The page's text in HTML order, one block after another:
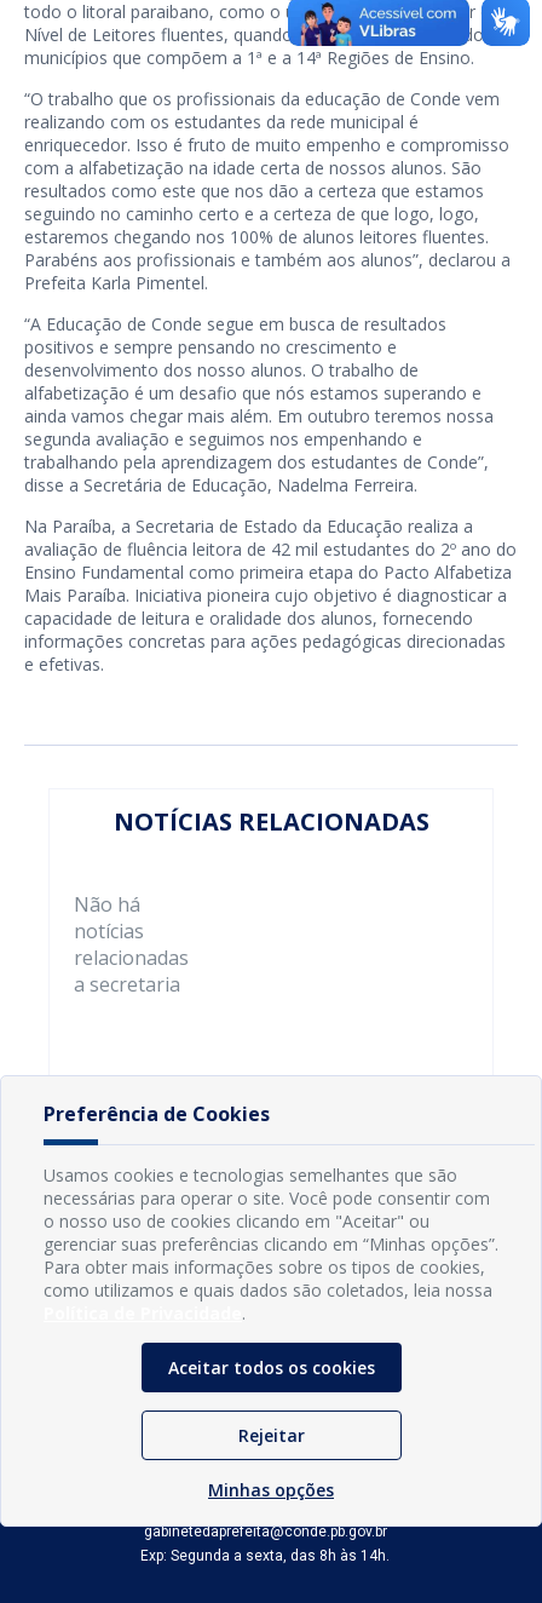
todo o litoral paraibano, como o único município a atingir o
Nível de Leitores fluentes, quando analisados os dados dos
municípios que compõem a 1ª e a 14ª Regiões de Ensino.
“O trabalho que os profissionais da educação de Conde vem
realizando com os estudantes da rede municipal é
enriquecedor. Isso é fruto de muito empenho e compromisso
com a alfabetização na idade certa de nossos alunos. São
resultados como este que nos dão a certeza que estamos
seguindo no caminho certo e a certeza de que logo, logo,
estaremos chegando nos 100% de alunos leitores fluentes.
Parabéns aos profissionais e também aos alunos”, declarou a
Prefeita Karla Pimentel.
“A Educação de Conde segue em busca de resultados
positivos e sempre pensando no crescimento e
desenvolvimento dos nosso alunos. O trabalho de
alfabetização é um desafio que nós estamos superando e
ainda vamos chegar mais além. Em outubro teremos nossa
segunda avaliação e seguimos nos empenhando e
trabalhando pela aprendizagem dos estudantes de Conde”,
disse a Secretária de Educação, Nadelma Ferreira.
Na Paraíba, a Secretaria de Estado da Educação realiza a
avaliação de fluência leitora de 42 mil estudantes do 2º ano do
Ensino Fundamental como primeira etapa do Pacto Alfabetiza
Mais Paraíba. Iniciativa pioneira cujo objetivo é diagnosticar a
capacidade de leitura e oralidade dos alunos, fornecendo
informações concretas para ações pedagógicas direcionadas
e efetivas.
NOTÍCIAS RELACIONADAS
Não há
notícias
relacionadas
a secretaria
INFORMAÇÕES
Município de Conde - PB
CNPJ: 08.916.645/0001-80
LOC RODOVIA PB 018, SN, Centro, Conde, PB, 58322-000
gabinetedaprefeita@conde.pb.gov.br
Exp: Segunda a sexta, das 8h às 14h.
Preferência de Cookies
Usamos cookies e tecnologias semelhantes que são
necessárias para operar o site. Você pode consentir com
o nosso uso de cookies clicando em "Aceitar" ou
gerenciar suas preferências clicando em “Minhas opções”.
Para obter mais informações sobre os tipos de cookies,
como utilizamos e quais dados são coletados, leia nossa
.
Aceitar todos os cookies
Rejeitar
Minhas opções